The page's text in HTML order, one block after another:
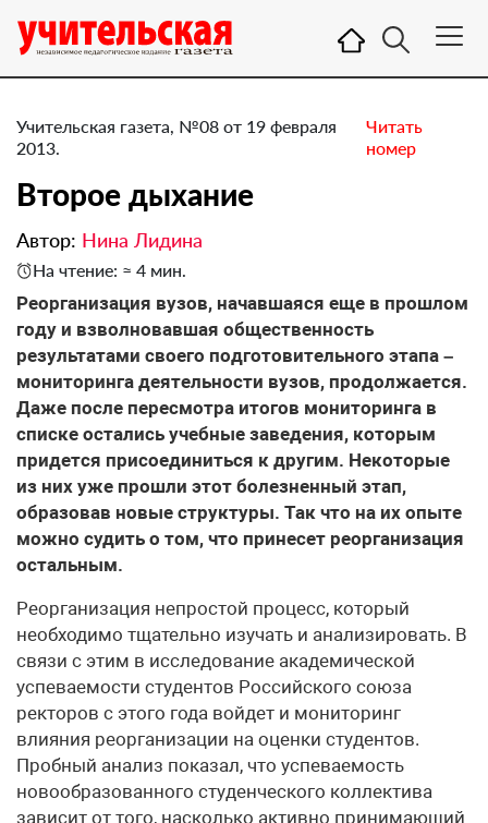
Учительская газета, №08 от 19 февраля
2013.
Читать
номер
Второе дыхание
Автор: Нина Лидина
На чтение: ≈ 4 мин.
Реорганизация вузов, начавшаяся еще в прошлом
году и взволновавшая общественность
результатами своего подготовительного этапа –
мониторинга деятельности вузов, продолжается.
Даже после пересмотра итогов мониторинга в
списке остались учебные заведения, которым
придется присоединиться к другим. Некоторые
из них уже прошли этот болезненный этап,
образовав новые структуры. Так что на их опыте
можно судить о том, что принесет реорганизация
остальным.
Реорганизация непростой процесс, который
необходимо тщательно изучать и анализировать. В
связи с этим в исследование академической
успеваемости студентов Российского союза
ректоров с этого года войдет и мониторинг
влияния реорганизации на оценки студентов.
Пробный анализ показал, что успеваемость
новообразованного студенческого коллектива
зависит от того, насколько активно принимающий